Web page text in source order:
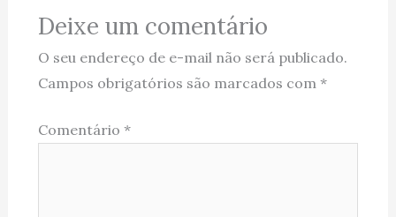
Deixe um comentário
O seu endereço de e-mail não será publicado.
Campos obrigatórios são marcados com *
Comentário *